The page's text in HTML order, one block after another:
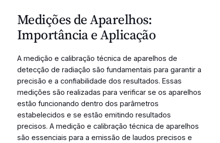
Medições de Aparelhos:
Importância e Aplicação
A medição e calibração técnica de aparelhos de
detecção de radiação são fundamentais para garantir a
precisão e a confiabilidade dos resultados. Essas
medições são realizadas para verificar se os aparelhos
estão funcionando dentro dos parâmetros
estabelecidos e se estão emitindo resultados
precisos. A medição e calibração técnica de aparelhos
são essenciais para a emissão de laudos precisos e